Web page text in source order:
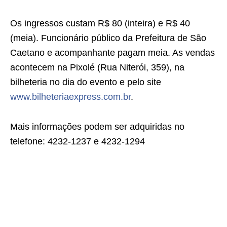
Os ingressos custam R$ 80 (inteira) e R$ 40
(meia). Funcionário público da Prefeitura de São
Caetano e acompanhante pagam meia. As vendas
acontecem na Pixolé (Rua Niterói, 359), na
bilheteria no dia do evento e pelo site
www.bilheteriaexpress.com.br.
Mais informações podem ser adquiridas no
telefone: 4232-1237 e 4232-1294